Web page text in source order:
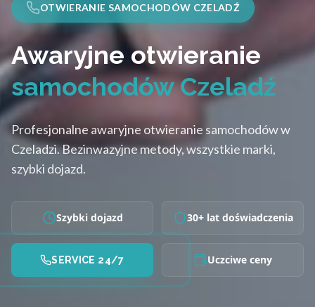
OTWIERANIE SAMOCHODÓW CZELADŹ
Awaryjne otwieranie
samochodów Czeladź
Profesjonalne awaryjne otwieranie samochodów w
Czeladzi. Bezinwazyjne metody, wszystkie marki,
szybki dojazd.
Szybki dojazd 30+ lat doświadczenia
SERVICE 24/7 Uczciwe ceny